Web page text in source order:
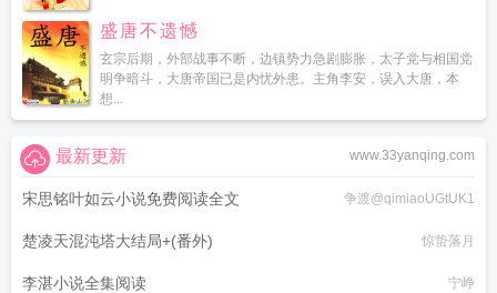
盛唐不遗憾
玄宗后期，外部战事不断，边镇势力急剧膨胀，太子党与相国党
明争暗斗，大唐帝国已是内忧外患。主角李安，误入大唐，本
想...
www.33yanqing.com
最新更新
宋思铭叶如云小说免费阅读全文 争渡@qimiaoUGtUK1
楚凌天混沌塔大结局+(番外) 惊蛰落月
李湛小说全集阅读 宁峥